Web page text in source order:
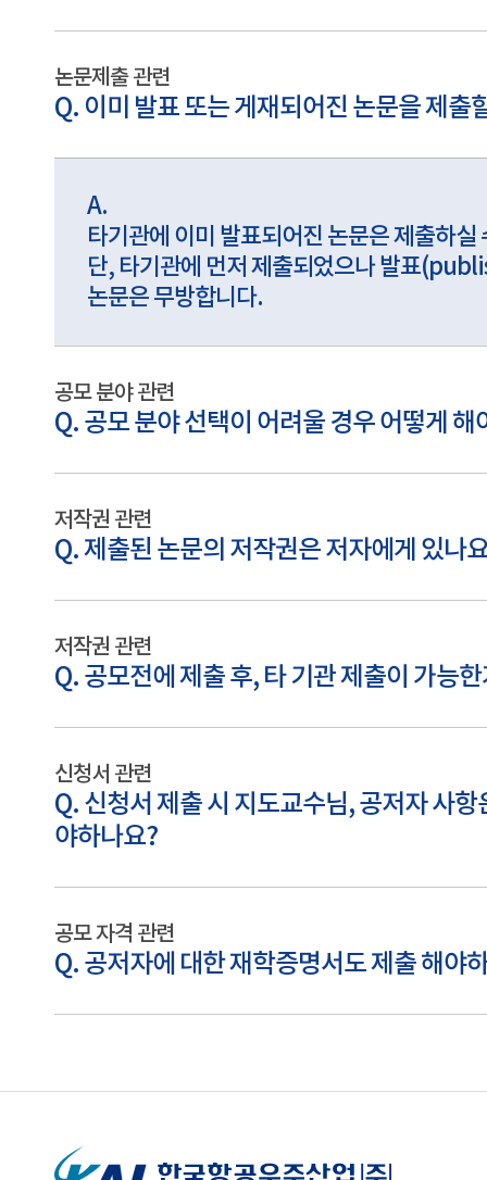
논문제출 관련
Q. 이미 발표 또는 게재되어진 논문을 제출
A.
타기관에 이미 발표되어진 논문은 제출하실
단, 타기관에 먼저 제출되었으나 발표
논문은 무방합니다.
공모 분야 관련
Q. 공모 분야 선택이 어려울 경우 어떻게 해
저작권 관련
Q. 제출된 논문의 저작권은 저자에게 있나
저작권 관련
Q. 공모전에 제출 후, 타 기관 제출이 가능
신청서 관련
Q. 신청서 제출 시 지도교수님, 공저자 사항
야하나요?
공모 자격 관련
Q. 공저자에 대한 재학증명서도 제출 해야